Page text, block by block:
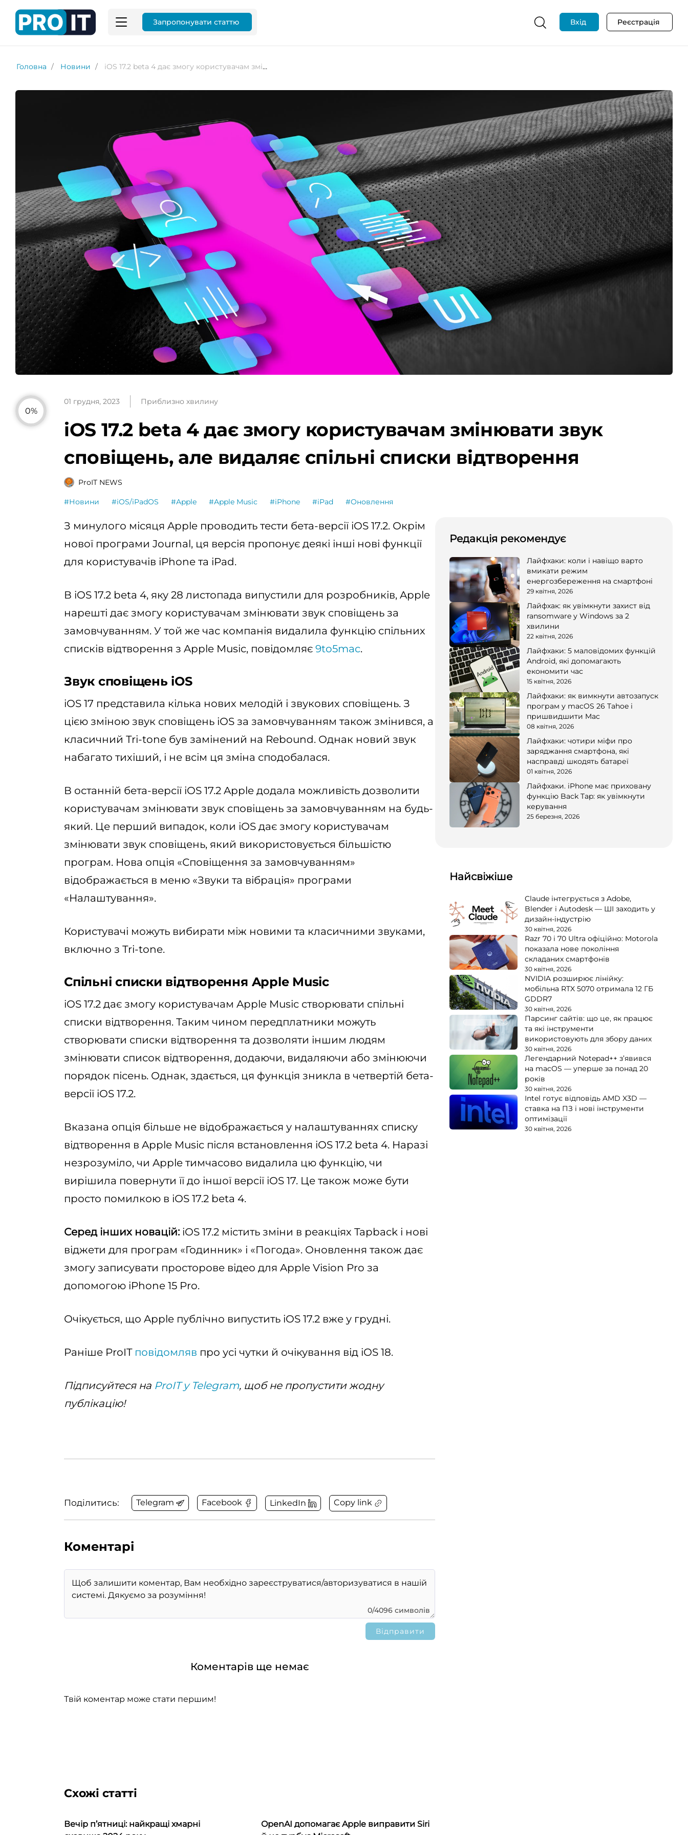
Запропонувати статтю Вхід Реєстрація
Головна Новини iOS 17.2 beta 4 дає змогу користувачам змінювати звук сповіщень, але видаляє спільні списки відтворення
0%
01 грудня, 2023 Приблизно хвилину
iOS 17.2 beta 4 дає змогу користувачам змінювати звук
сповіщень, але видаляє спільні списки відтворення
ProIT NEWS
#Новини #iOS/iPadOS #Apple #Apple Music #iPhone #iPad #Оновлення
З минулого місяця Apple проводить тести бета-версії iOS 17.2. Окрім
нової програми Journal, ця версія пропонує деякі інші нові функції
для користувачів iPhone та iPad.
В iOS 17.2 beta 4, яку 28 листопада випустили для розробників, Apple
нарешті дає змогу користувачам змінювати звук сповіщень за
замовчуванням. У той же час компанія видалила функцію спільних
списків відтворення з Apple Music, повідомляє 9to5mac.
Звук сповіщень iOS
iOS 17 представила кілька нових мелодій і звукових сповіщень. З
цією зміною звук сповіщень iOS за замовчуванням також змінився, а
класичний Tri-tone був замінений на Rebound. Однак новий звук
набагато тихіший, і не всім ця зміна сподобалася.
В останній бета-версії iOS 17.2 Apple додала можливість дозволити
користувачам змінювати звук сповіщень за замовчуванням на будь-
який. Це перший випадок, коли iOS дає змогу користувачам
змінювати звук сповіщень, який використовується більшістю
програм. Нова опція «Сповіщення за замовчуванням»
відображається в меню «Звуки та вібрація» програми
«Налаштування».
Користувачі можуть вибирати між новими та класичними звуками,
включно з Tri-tone.
Спільні списки відтворення Apple Music
iOS 17.2 дає змогу користувачам Apple Music створювати спільні
списки відтворення. Таким чином передплатники можуть
створювати списки відтворення та дозволяти іншим людям
змінювати список відтворення, додаючи, видаляючи або змінюючи
порядок пісень. Однак, здається, ця функція зникла в четвертій бета-
версії iOS 17.2.
Вказана опція більше не відображається у налаштуваннях списку
відтворення в Apple Music після встановлення iOS 17.2 beta 4. Наразі
незрозуміло, чи Apple тимчасово видалила цю функцію, чи
вирішила повернути її до іншої версії iOS 17. Це також може бути
просто помилкою в iOS 17.2 beta 4.
Серед інших новацій: iOS 17.2 містить зміни в реакціях Tapback і нові
віджети для програм «Годинник» і «Погода». Оновлення також дає
змогу записувати просторове відео для Apple Vision Pro за
допомогою iPhone 15 Pro.
Очікується, що Apple публічно випустить iOS 17.2 вже у грудні.
Раніше ProIT повідомляв про усі чутки й очікування від iOS 18.
Підписуйтеся на ProIT у Telegram, щоб не пропустити жодну
публікацію!
Поділитись: Telegram Facebook LinkedIn Copy link
Коментарі
0/4096 символів
Коментарів ще немає
Твій коментар може стати першим!
Схожі статті
Вечір п’ятниці: найкращі хмарні
OpenAI допомагає Apple виправити Siri
Редакція рекомендує
Лайфхаки: коли і навіщо варто
вмикати режим
енергозбереження на смартфоні
29 квітня, 2026
Лайфхак: як увімкнути захист від
ransomware у Windows за 2
хвилини
22 квітня, 2026
Лайфхаки: 5 маловідомих функцій
Android, які допомагають
економити час
15 квітня, 2026
Лайфхаки: як вимкнути автозапуск
програм у macOS 26 Tahoe і
пришвидшити Mac
08 квітня, 2026
Лайфхаки: чотири міфи про
заряджання смартфона, які
насправді шкодять батареї
01 квітня, 2026
Лайфхаки. iPhone має приховану
функцію Back Tap: як увімкнути
керування
25 березня, 2026
Найсвіжіше
Claude інтегрується з Adobe,
Blender і Autodesk — ШІ заходить у
дизайн-індустрію
30 квітня, 2026
Razr 70 і 70 Ultra офіційно: Motorola
показала нове покоління
складаних смартфонів
30 квітня, 2026
NVIDIA розширює лінійку:
мобільна RTX 5070 отримала 12 ГБ
GDDR7
30 квітня, 2026
Парсинг сайтів: що це, як працює
та які інструменти
використовують для збору даних
30 квітня, 2026
Легендарний Notepad++ з’явився
на macOS — уперше за понад 20
років
30 квітня, 2026
Intel готує відповідь AMD X3D —
ставка на ПЗ і нові інструменти
оптимізації
30 квітня, 2026